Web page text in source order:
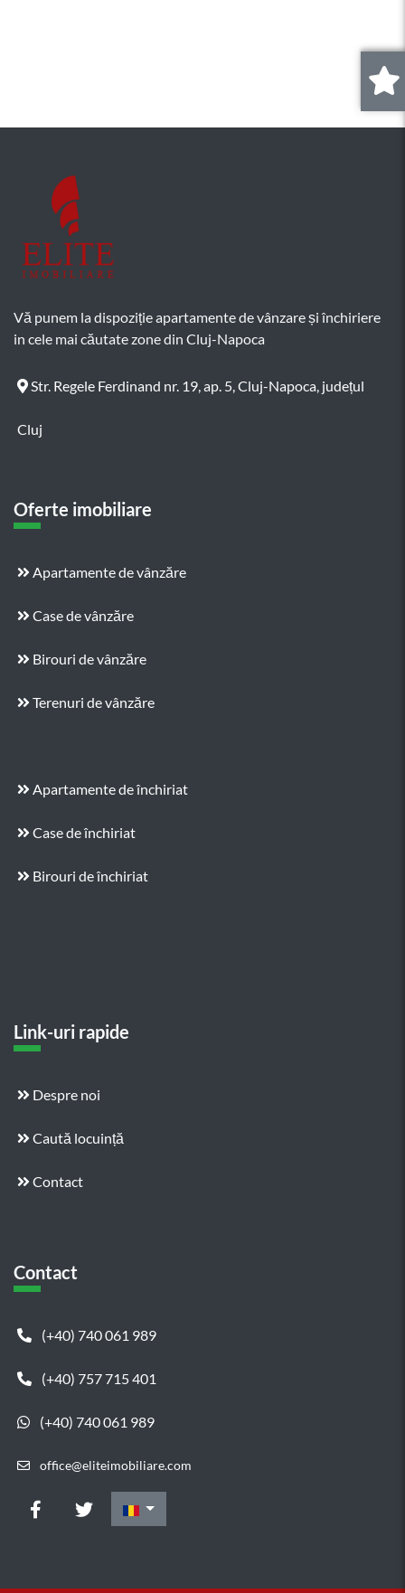
Vă punem la dispoziție apartamente de vânzare și închiriere
in cele mai căutate zone din Cluj-Napoca
Str. Regele Ferdinand nr. 19, ap. 5, Cluj-Napoca, județul
Cluj
Oferte imobiliare
Apartamente de vânzăre
Case de vânzăre
Birouri de vânzăre
Terenuri de vânzăre
Apartamente de închiriat
Case de închiriat
Birouri de închiriat
Link-uri rapide
Despre noi
Caută locuință
Contact
Contact
(+40) 740 061 989
(+40) 757 715 401
(+40) 740 061 989
office@eliteimobiliare.com